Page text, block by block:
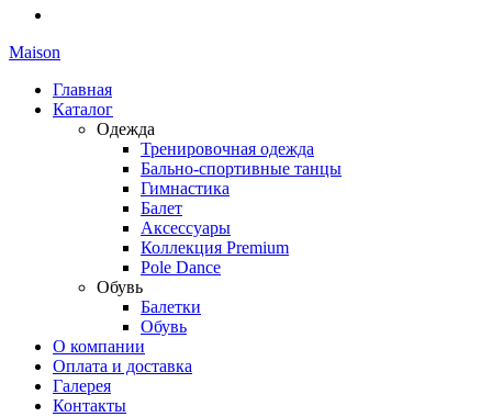
Maison
Главная
Каталог
Одежда
Тренировочная одежда
Бально-спортивные танцы
Гимнастика
Балет
Аксессуары
Коллекция Premium
Pole Dance
Обувь
Балетки
Обувь
О компании
Оплата и доставка
Галерея
Контакты